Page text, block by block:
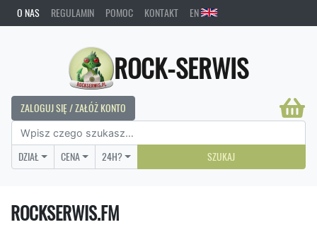
O NAS REGULAMIN POMOC KONTAKT EN
ROCK-SERWIS
ZALOGUJ SIĘ / ZAŁÓŻ KONTO
DZIAŁ CENA 24H? SZUKAJ
ROCKSERWIS.FM